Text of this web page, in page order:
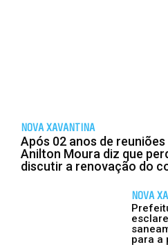
NOVA XAVANTINA
Após 02 anos de
Anilton Moura diz que
discutir a renovação do
NOVA
para a